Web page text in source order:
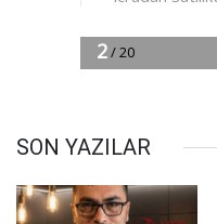
SON YAZILAR